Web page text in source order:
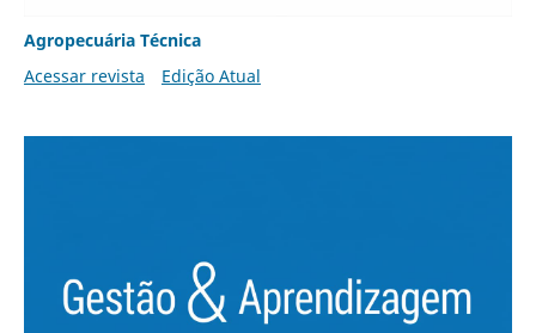
Agropecuária Técnica
Acessar revista
Edição Atual